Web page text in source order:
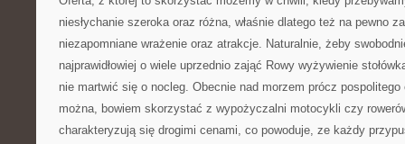
niesłychanie szeroka oraz różna, właśnie dlatego też na pewno
niezapomniane wrażenie oraz atrakcje. Naturalnie, żeby
najprawidłowiej o wiele uprzednio zająć Rowy wyżywienie
nie martwić się o nocleg. Obecnie nad morzem prócz pospolitego
można, bowiem skorzystać z wypożyczalni motocykli czy
charakteryzują się drogimi cenami, co powoduje, ze każdy